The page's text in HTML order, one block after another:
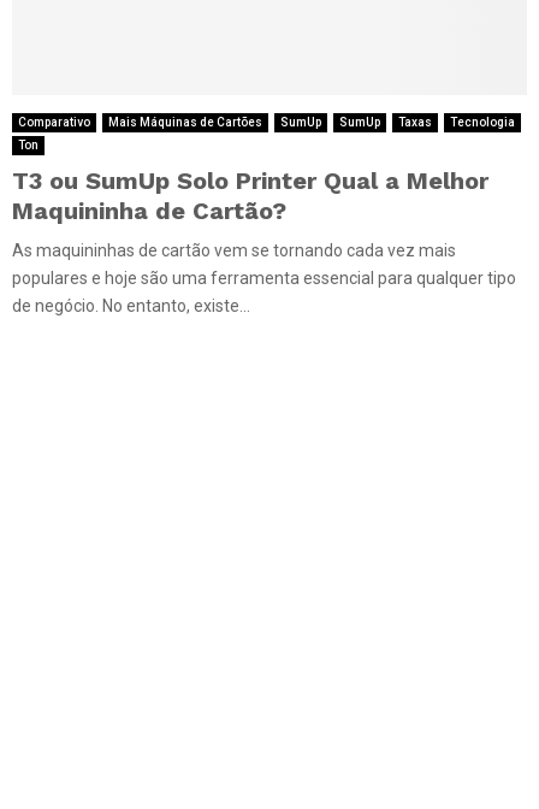
Comparativo Mais Máquinas de Cartões SumUp SumUp Taxas
Tecnologia
Ton
T3 ou SumUp Solo Printer Qual a Melhor
Maquininha de Cartão?
As maquininhas de cartão vem se tornando cada vez mais
populares e hoje são uma ferramenta essencial para qualquer tipo
de negócio. No entanto, existe...